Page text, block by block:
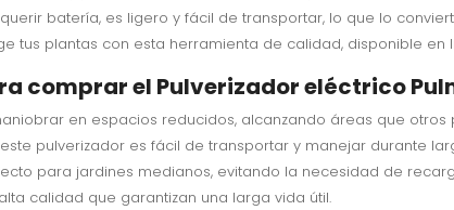
batería, es ligero y fácil de transportar, lo que lo
tus plantas con esta herramienta de calidad, disponible en
comprar el Pulverizador eléctrico
en espacios reducidos, alcanzando áreas que otros
pulverizador es fácil de transportar y manejar durante
para jardines medianos, evitando la necesidad de
calidad que garantizan una larga vida útil.